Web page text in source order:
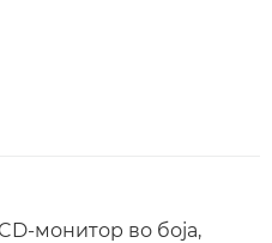
монитор во боја,